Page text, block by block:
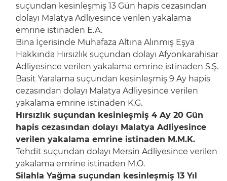
suçundan kesinleşmiş 13 Gün hapis cezasından
dolayı Malatya Adliyesince verilen yakalama
emrine istinaden E.A.
Bina İçerisinde Muhafaza Altına Alınmış Eşya
Hakkında Hırsızlık suçundan dolayı Afyonkarahisar
Adliyesince verilen yakalama emrine istinaden S.Ş.
Basit Yaralama suçundan kesinleşmiş 9 Ay hapis
cezasından dolayı Malatya Adliyesince verilen
yakalama emrine istinaden K.G.
Hırsızlık suçundan kesinleşmiş 4 Ay 20 Gün
hapis cezasından dolayı Malatya Adliyesince
verilen yakalama emrine istinaden M.M.K.
Tehdit suçundan dolayı Mersin Adliyesince verilen
yakalama emrine istinaden M.Ö.
Silahla Yağma suçundan kesinleşmiş 13 Yıl